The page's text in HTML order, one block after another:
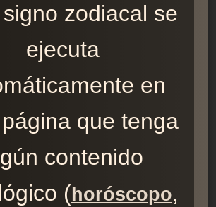
zodiacal se
ejecuta
en
que tenga
contenido
(horóscopo,